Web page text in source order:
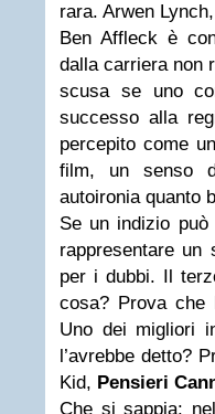
rara. Arwen Lynch,
Ben Affleck è
dalla carriera non
scusa se uno
successo alla
percepito come
film, un senso
autoironia quanto
Se un indizio
rappresentare un
per i dubbi. Il
cosa? Prova che
Uno dei migliori
l’avrebbe detto?
Kid, Pensieri
Che si sappia: